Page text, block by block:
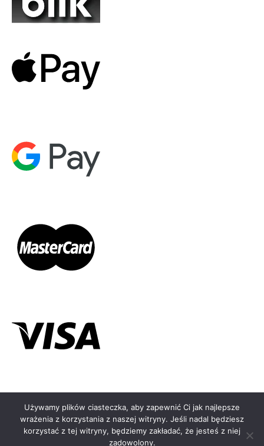
←
© KOLCZYKOMAT.PL - 2026
Używamy plików ciasteczka, aby zapewnić Ci jak najlepsze
wrażenia z korzystania z naszej witryny. Jeśli nadal będziesz
korzystać z tej witryny, będziemy zakładać, że jesteś z niej
zadowolony.